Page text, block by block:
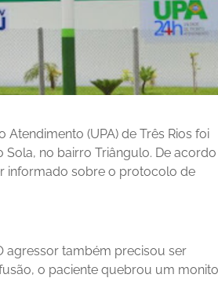
(UPA) de Três Rios foi
no bairro Triângulo. De acordo
informado sobre o protocolo de
agressor também precisou ser
o paciente quebrou um